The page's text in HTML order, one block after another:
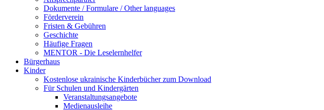
Dokumente / Formulare / Other languages
Förderverein
Fristen & Gebühren
Geschichte
Häufige Fragen
MENTOR - Die Leselernhelfer
Bürgerhaus
Kinder
Kostenlose ukrainische Kinderbücher zum Download
Für Schulen und Kindergärten
Veranstaltungsangebote
Medienausleihe